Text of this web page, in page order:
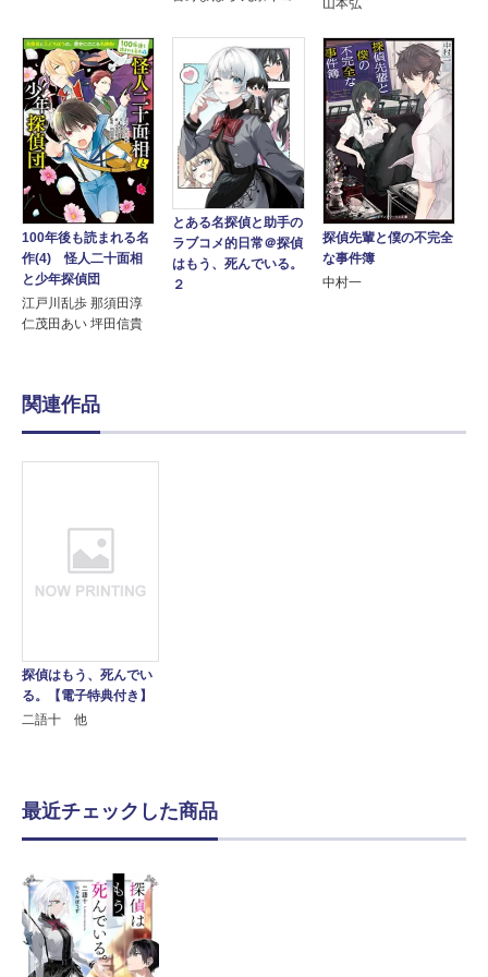
山本弘
100年後も読まれる名
作(4) 怪人二十面相
と少年探偵団
江戸川乱歩 那須田淳
仁茂田あい 坪田信貴
とある名探偵と助手の
ラブコメ的日常＠探偵
はもう、死んでいる。
２
探偵先輩と僕の不完全
な事件簿
中村一
関連作品
探偵はもう、死んでい
る。【電子特典付き】
二語十 他
最近チェックした商品